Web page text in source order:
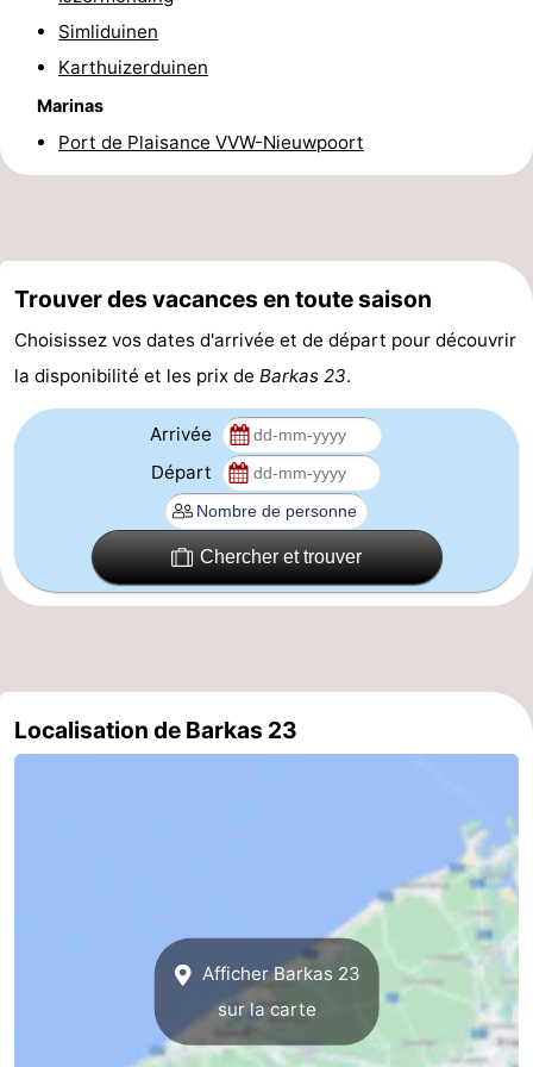
manger
Pratiques
Route
Tram
littoral
Adresses
Flandre-
Gand
-
Nature
-
Simliduinen
Karthuizerduinen
Marinas
Port de Plaisance VVW-Nieuwpoort
Trouver des vacances en toute saison
Choisissez vos dates d'arrivée et de départ pour découvrir
la disponibilité et les prix de Barkas 23.
Arrivée
Départ
Chercher et trouver
Localisation de Barkas 23
Afficher Barkas 23
sur la carte